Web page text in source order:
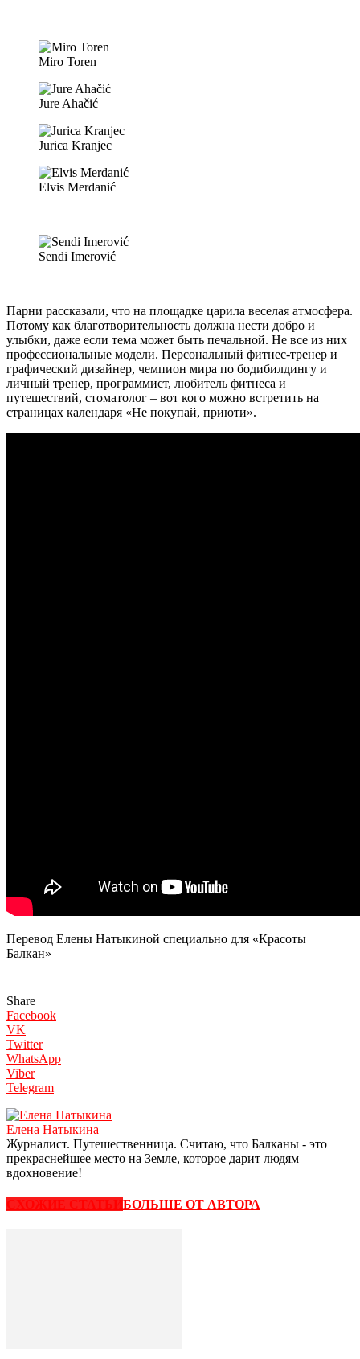
Miro Toren
Jure Ahačić
Jurica Kranjec
Elvis Merdanić
Sendi Imerović
Парни рассказали, что на площадке царила веселая атмосфера.
Потому как благотворительность должна нести добро и
улыбки, даже если тема может быть печальной. Не все из них
профессиональные модели. Персональный фитнес-тренер и
графический дизайнер, чемпион мира по бодибилдингу и
личный тренер, программист, любитель фитнеса и
путешествий, стоматолог – вот кого можно встретить на
страницах календаря «Не покупай, приюти».
Перевод Елены Натыкиной специально для «Красоты
Балкан»
Share
Facebook
VK
Twitter
WhatsApp
Viber
Telegram
Елена Натыкина
Журналист. Путешественница. Считаю, что Балканы - это
прекраснейшее место на Земле, которое дарит людям
вдохновение!
СХОЖИЕ СТАТЬИБОЛЬШЕ ОТ АВТОРА